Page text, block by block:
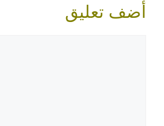
أضف تعليق